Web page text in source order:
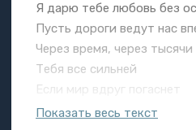
Я дарю тебе любовь без
Пусть дороги ведут нас
Через время, через тысячи
Тебя все сильней
Если мир вдруг погаснет
Вокруг
Показать весь текст